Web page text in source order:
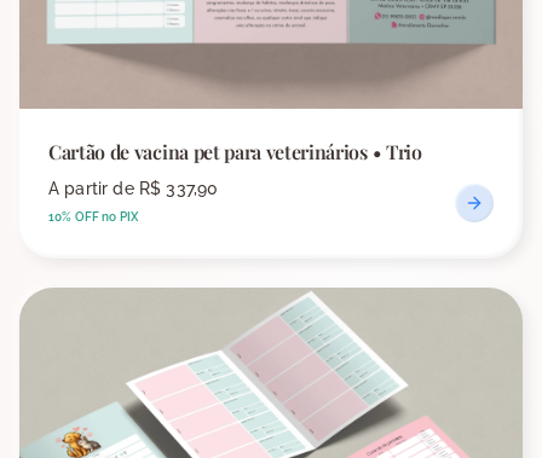
Cartão de vacina pet para veterinários • Trio
A partir de R$ 337,90
10% OFF no PIX